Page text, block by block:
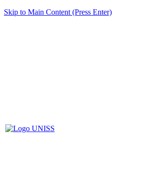
Skip to Main Content (Press Enter)